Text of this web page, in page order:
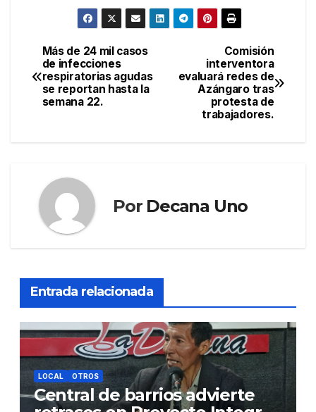
Navegación
de
Comisión
interventora
evaluará redes de
Azángaro tras
protesta de
trabajadores.
Más de 24 mil casos
de infecciones
respiratorias agudas
se reportan hasta la
semana 22.
Por Decana Uno
Entrada relacionada
LOCAL OTROS
Central de barrios advierte